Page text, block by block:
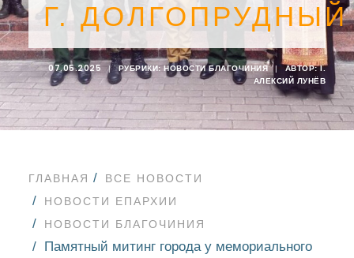
Г. ДОЛГОПРУДНЫЙ
07.05.2025 | РУБРИКИ:НОВОСТИ БЛАГОЧИНИЯ | АВТОР:I.
АЛЕКСИЙ ЛУНЁВ
ГЛАВНАЯ
ВСЕ НОВОСТИ
НОВОСТИ ЕПАРХИИ
НОВОСТИ БЛАГОЧИНИЯ
Памятный митинг города у мемориального